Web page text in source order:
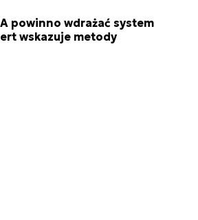
powinno wdrażać system
wskazuje metody